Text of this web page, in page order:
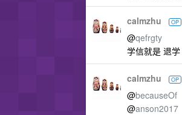
calmzhu OP
@qefrgty
学信就是 退学
calmzhu OP
@becauseOf
@anson2017